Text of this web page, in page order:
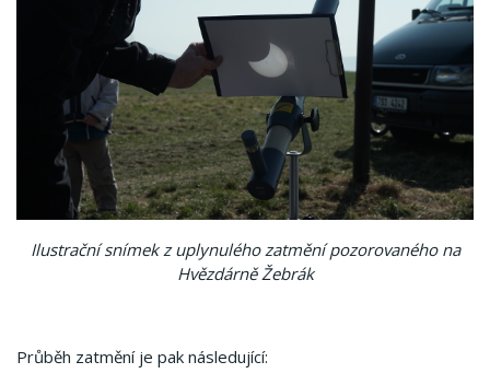
Ilustrační snímek z uplynulého zatmění pozorovaného na
Hvězdárně Žebrák
Průběh zatmění je pak následující: